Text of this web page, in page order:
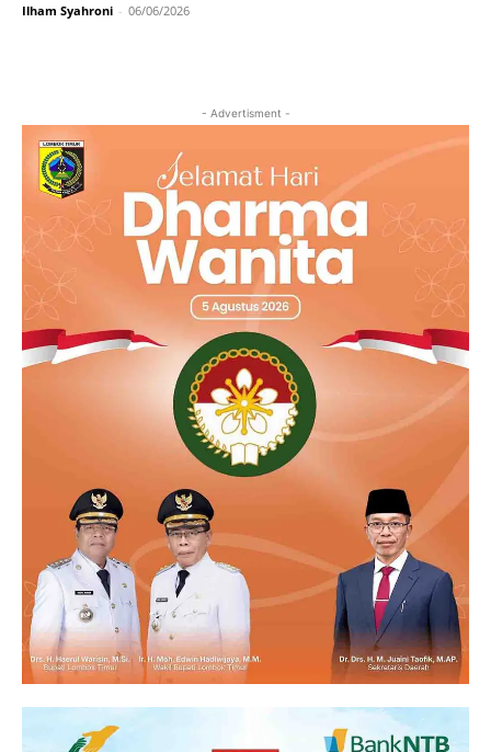
Ilham Syahroni - 06/06/2026
- Advertisment -